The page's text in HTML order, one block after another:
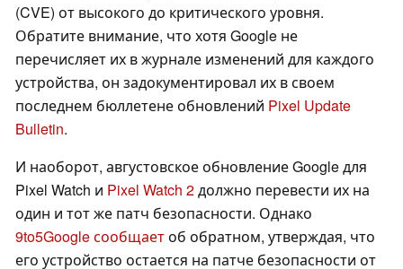
(CVE) от высокого до критического уровня.
Обратите внимание, что хотя Google не
перечисляет их в журнале изменений для каждого
устройства, он задокументировал их в своем
последнем бюллетене обновлений Pixel Update
Bulletin.
И наоборот, августовское обновление Google для
Pixel Watch и Pixel Watch 2должно перевести их на
один и тот же патч безопасности. Однако
9to5Google сообщаетоб обратном, утверждая, что
его устройство остается на патче безопасности от